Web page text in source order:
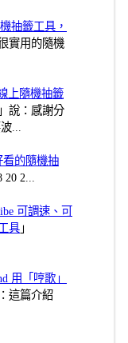
抽籤工具，
實用的隨機
上隨機抽籤
」說：感謝分
...
看的隨機抽
2...
可調速、可
具 」
用「哼歌」
這篇介紹